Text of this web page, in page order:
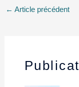
← Article précédent